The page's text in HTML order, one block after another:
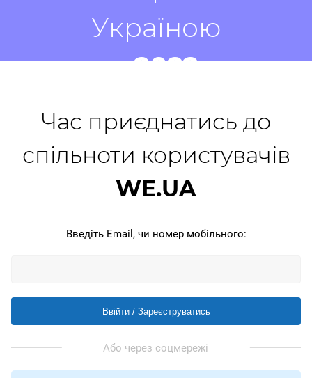
Україною
з2022
Час приєднатись до
спільноти користувачів
WE.UA
Введіть Email, чи номер мобільного:
Ввійти / Зареєструватись